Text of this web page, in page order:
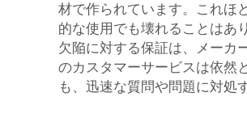
材で作られています。これほ
的な使用でも壊れることはあ
欠陥に対する保証は、メーカ
のカスタマーサービスは依然
も、迅速な質問や問題に対処